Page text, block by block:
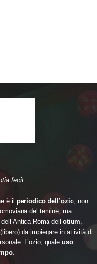
fecit
è il periodico dell’ozio, non
del temine, ma
Roma dell’otium,
da impiegare in attività di
L’ozio, quale uso
.